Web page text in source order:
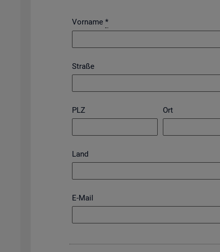
Vorname *
Straße
PLZ Ort
Land
E-Mail